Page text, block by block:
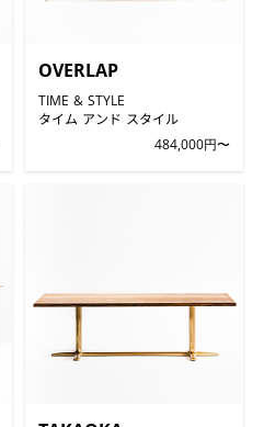
OVERLAP
TIME & STYLE
タイム アンド スタイル
484,000円〜